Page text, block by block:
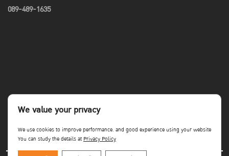
089-489-1635
We value your privacy
We use cookies to improve performance. and good experience using your website
You can study the details atPrivacy Policy